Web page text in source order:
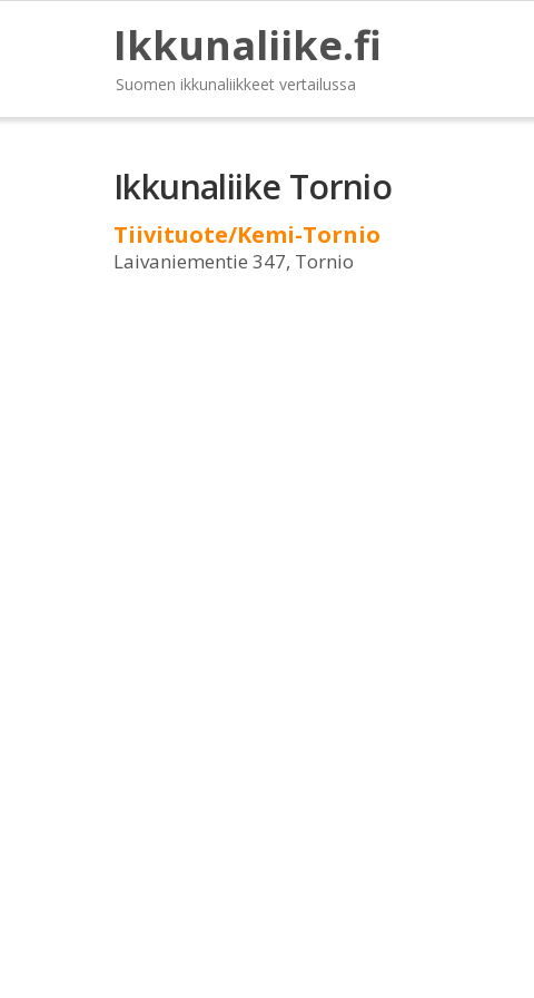
Ikkunaliike.fi
Suomen ikkunaliikkeet vertailussa
Ikkunaliike Tornio
Tiivituote/Kemi-Tornio
Laivaniementie 347, Tornio